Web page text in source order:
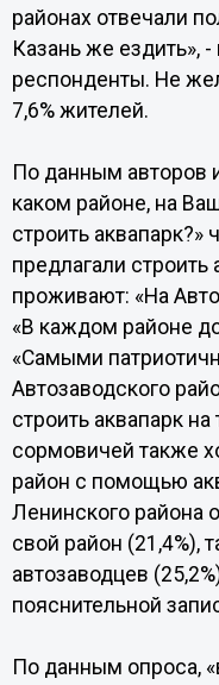
районах отвечали
Казань же ездить»,
респонденты. Не
7,6% жителей.
По данным авторов
каком районе, на
строить
предлагали строить
проживают: «На
«В каждом районе
«Самыми
Автозаводского
строить аквапарк
сормовичей также
район с помощью
Ленинского района
свой район (21,4%),
автозаводцев
пояснительной
По данным опроса,